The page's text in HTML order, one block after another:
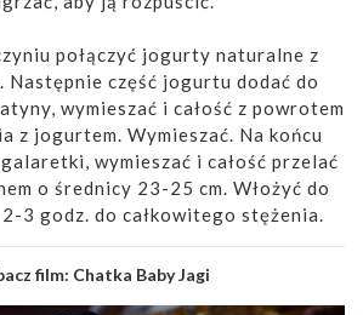
połączyć jogurty naturalne z
Następnie część jogurtu dodać do
wymieszać i całość z powrotem
z jogurtem. Wymieszać. Na końcu
wymieszać i całość przelać
o średnicy 23-25 cm. Włożyć do
3 godz. do całkowitego stężenia.
film: Chatka Baby Jagi